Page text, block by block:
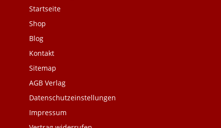
Startseite
Shop
Blog
Kontakt
Sitemap
AGB Verlag
Datenschutzeinstellungen
Impressum